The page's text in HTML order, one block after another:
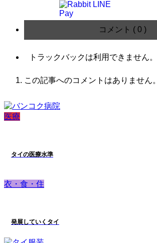
コメント ( 0 )
トラックバックは利用できません。
この記事へのコメントはありません。
医療
タイの医療水準
衣・食・住
発展していくタイ